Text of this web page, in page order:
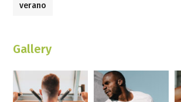
verano
Gallery